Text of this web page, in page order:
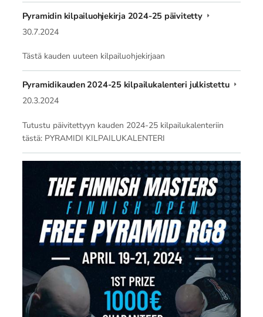
Pyramidin kilpailuohjekirja 2024-25 päivitetty
30.7.2024
Tästä kauden uuteen kilpailuohjekirjaan
Pyramidikauden 2024-25 kilpailukalenteri julkistettu
20.3.2024
Tutustu päivitettyyn kauden 2024-25 kilpailukalenteriin
tästä: PYRAMIDI KILPAILUKALENTERI